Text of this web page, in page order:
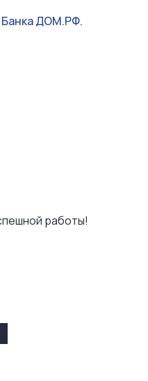
Банка ДОМ.РФ.
работы!